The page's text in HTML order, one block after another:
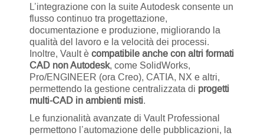
L’integrazione con la suite Autodesk consente un
flusso continuo tra progettazione,
documentazione e produzione, migliorando la
qualità del lavoro e la velocità dei processi.
Inoltre, Vault ècompatibile anche con altri formati
CAD non Autodesk, come SolidWorks,
Pro/ENGINEER (ora Creo), CATIA, NX e altri,
permettendo la gestione centralizzata di progetti
multi-CAD in ambienti misti.
Le funzionalità avanzate di Vault Professional
permettono l’automazione delle pubblicazioni, la